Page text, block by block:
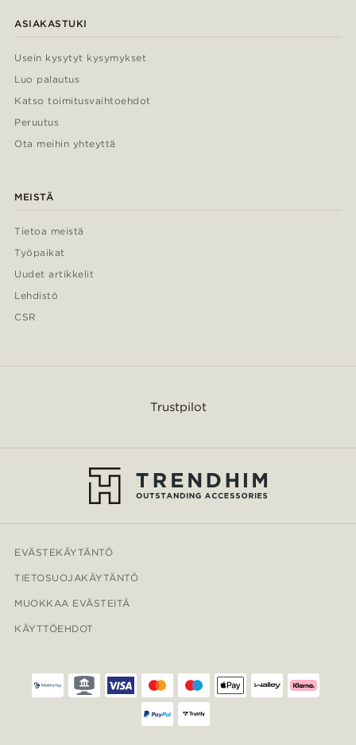
ASIAKASTUKI
Usein kysytyt kysymykset
Luo palautus
Katso toimitusvaihtoehdot
Peruutus
Ota meihin yhteyttä
MEISTÄ
Tietoa meistä
Työpaikat
Uudet artikkelit
Lehdistö
CSR
Trustpilot
EVÄSTEKÄYTÄNTÖ
TIETOSUOJAKÄYTÄNTÖ
MUOKKAA EVÄSTEITÄ
KÄYTTÖEHDOT